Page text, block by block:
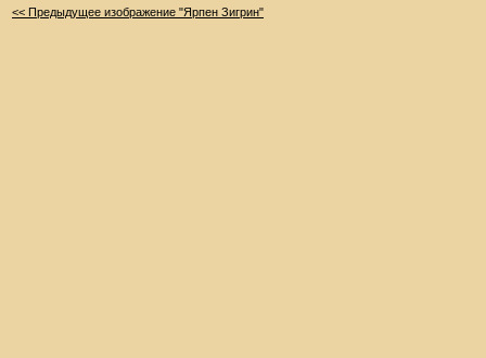
<< Предыдущее изображение "Ярпен Зигрин"